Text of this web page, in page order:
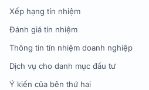
Xếp hạng tín nhiệm
Đánh giá tín nhiệm
Thông tin tín nhiệm doanh nghiệp
Dịch vụ cho danh mục đầu tư
Ý kiến của bên thứ hai